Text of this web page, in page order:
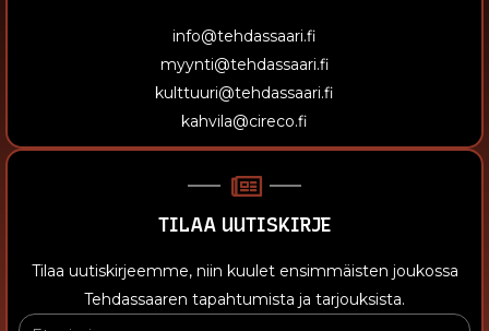
info@tehdassaari.fi
myynti@tehdassaari.fi
kulttuuri@tehdassaari.fi
kahvila@cireco.fi
TILAA UUTISKIRJE
Tilaa uutiskirjeemme, niin kuulet ensimmäisten joukossa
Tehdassaaren tapahtumista ja tarjouksista.